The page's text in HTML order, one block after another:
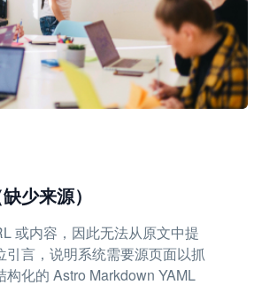
少来源）
或内容，因此无法从原文中提
引言，说明系统需要源页面以抓
化的 Astro Markdown YAML